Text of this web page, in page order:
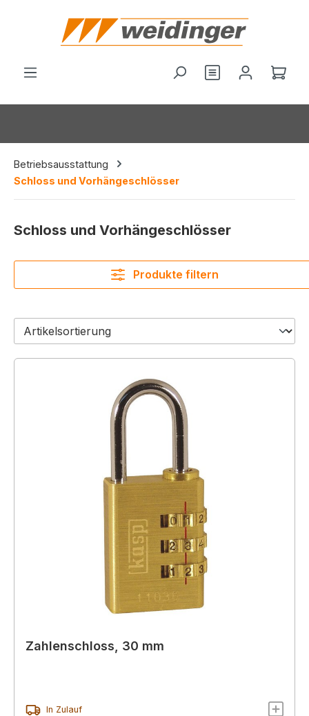
springen
Betriebsausstattung
Schloss und Vorhängeschlösser
Schloss und Vorhängeschlösser
Produkte filtern
Zahlenschloss, 30 mm
In Zulauf